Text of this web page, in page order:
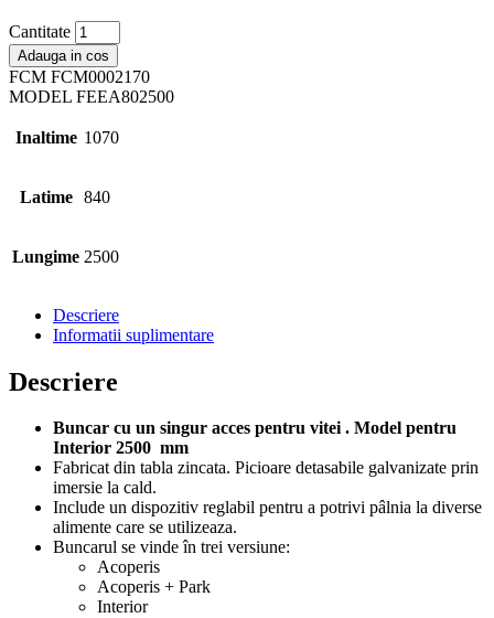
Cantitate
Adauga in cos
FCM FCM0002170
MODEL FEEA802500
Inaltime 1070
Latime 840
Lungime 2500
Descriere
Informatii suplimentare
Descriere
Buncar cu un singur acces pentru vitei . Model pentru
Interior 2500 mm
Fabricat din tabla zincata. Picioare detasabile galvanizate prin
imersie la cald.
Include un dispozitiv reglabil pentru a potrivi pâlnia la diverse
alimente care se utilizeaza.
Buncarul se vinde în trei versiune:
Acoperis
Acoperis + Park
Interior